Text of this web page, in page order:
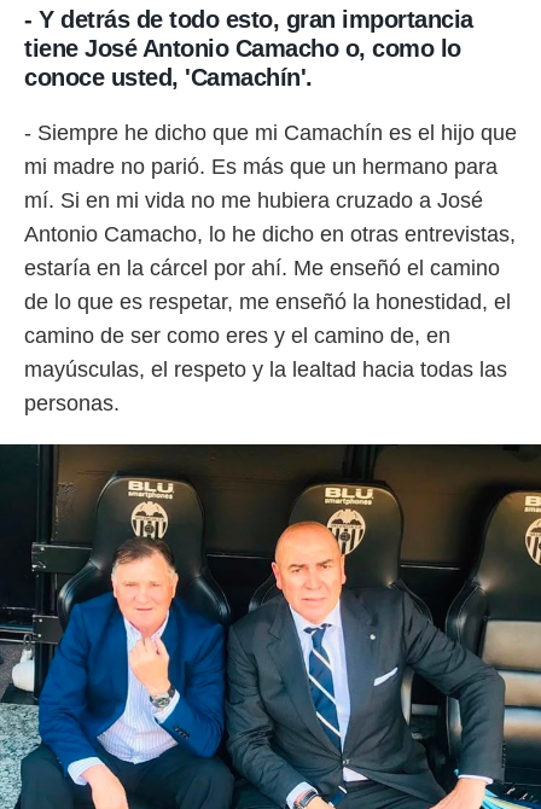
- Y detrás de todo esto, gran importancia
tiene José Antonio Camacho o, como lo
conoce usted, 'Camachín'.
- Siempre he dicho que mi Camachín es el hijo que
mi madre no parió. Es más que un hermano para
mí. Si en mi vida no me hubiera cruzado a José
Antonio Camacho, lo he dicho en otras entrevistas,
estaría en la cárcel por ahí. Me enseñó el camino
de lo que es respetar, me enseñó la honestidad, el
camino de ser como eres y el camino de, en
mayúsculas, el respeto y la lealtad hacia todas las
personas.